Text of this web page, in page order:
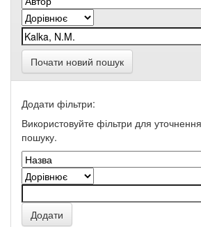
Почати новий пошук
Додати фільтри:
Використовуйте фільтри для уточнення
пошуку.